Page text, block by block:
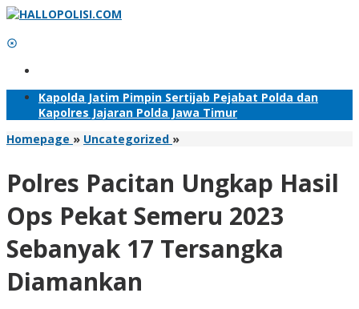
Lewati
konten
Kapolda Jatim Pimpin Sertijab Pejabat Polda dan
Kapolres Jajaran Polda Jawa Timur
Homepage » Uncategorized »Polres
Hasil
Pekat
Semeru
2023
Sebanyak
Polres Pacitan Ungkap Hasil
Ops Pekat Semeru 2023
Sebanyak 17 Tersangka
Diamankan